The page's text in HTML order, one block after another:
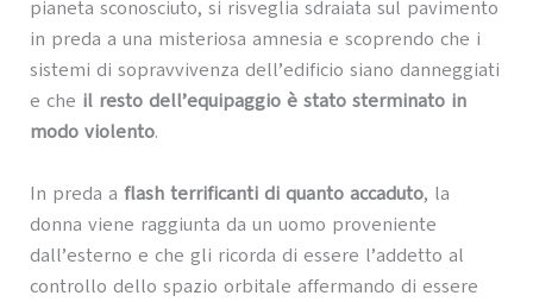
pianeta sconosciuto, si risveglia sdraiata sul pavimento
in preda a una misteriosa amnesia e scoprendo che i
sistemi di sopravvivenza dell’edificio siano danneggiati
e che il resto dell’equipaggio è stato sterminato in
modo violento.
In preda a flash terrificanti di quanto accaduto, la
donna viene raggiunta da un uomo proveniente
dall’esterno e che gli ricorda di essere l’addetto al
controllo dello spazio orbitale affermando di essere